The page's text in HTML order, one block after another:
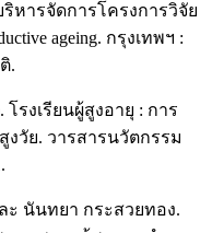
หารจัดการโครงการวิจัย
ageing. กรุงเทพฯ :
.
รงเรียนผู้สูงอายุ : การ
งวัย. วารสารนวัตกรรม
ะ นันทยา กระสวยทอง.